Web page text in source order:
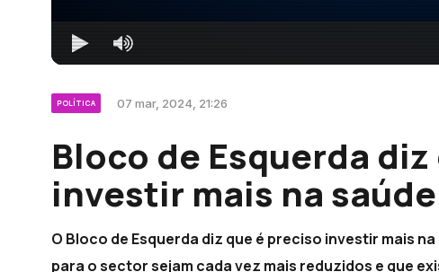
POLÍTICA 07 mar, 2024, 21:26
Bloco de Esquerda
investir mais na
O Bloco de Esquerda diz que é preciso investir mais
para o sector sejam cada vez mais reduzidos e que